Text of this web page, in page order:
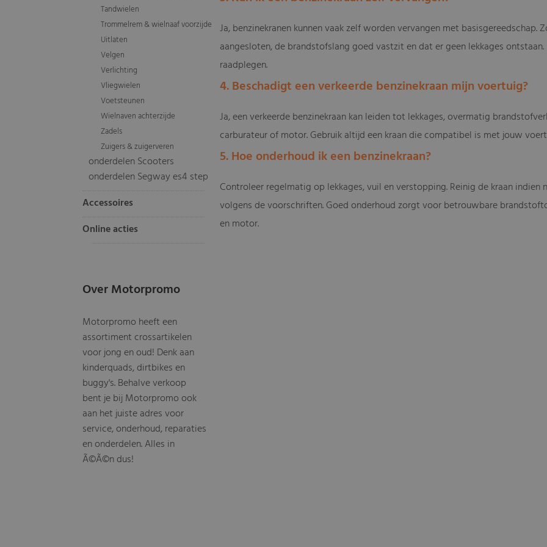
Tandwielen
Trommelrem & wielnaaf voorzijde
Uitlaten
Velgen
Verlichting
Vliegwielen
Voetsteunen
Wielnaven achterzijde
Zadels
Zuigers & zuigerveren
onderdelen Scooters
onderdelen Segway es4 step
Accessoires
Online acties
Over Motorpromo
Motorpromo heeft een
assortiment crossartikelen
voor jong en oud! Denk aan
kinderquads, dirtbikes en
buggy's. Behalve verkoop
bent je bij Motorpromo ook
aan het juiste adres voor
service, onderhoud, reparaties
en onderdelen. Alles in
Ã©Ã©n dus!
Ja, benzinekranen kunnen vaak zelf worden vervangen met basisgereedschap.
aangesloten, de brandstofslang goed vastzit en dat er geen lekkages
raadplegen.
4. Beschadigt een verkeerde benzinekraan mijn voertuig?
Ja, een verkeerde benzinekraan kan leiden tot lekkages, overmatig
carburateur of motor. Gebruik altijd een kraan die compatibel is met jouw
5. Hoe onderhoud ik een benzinekraan?
Controleer regelmatig op lekkages, vuil en verstopping. Reinig de kraan
volgens de voorschriften. Goed onderhoud zorgt voor betrouwbare
en motor.